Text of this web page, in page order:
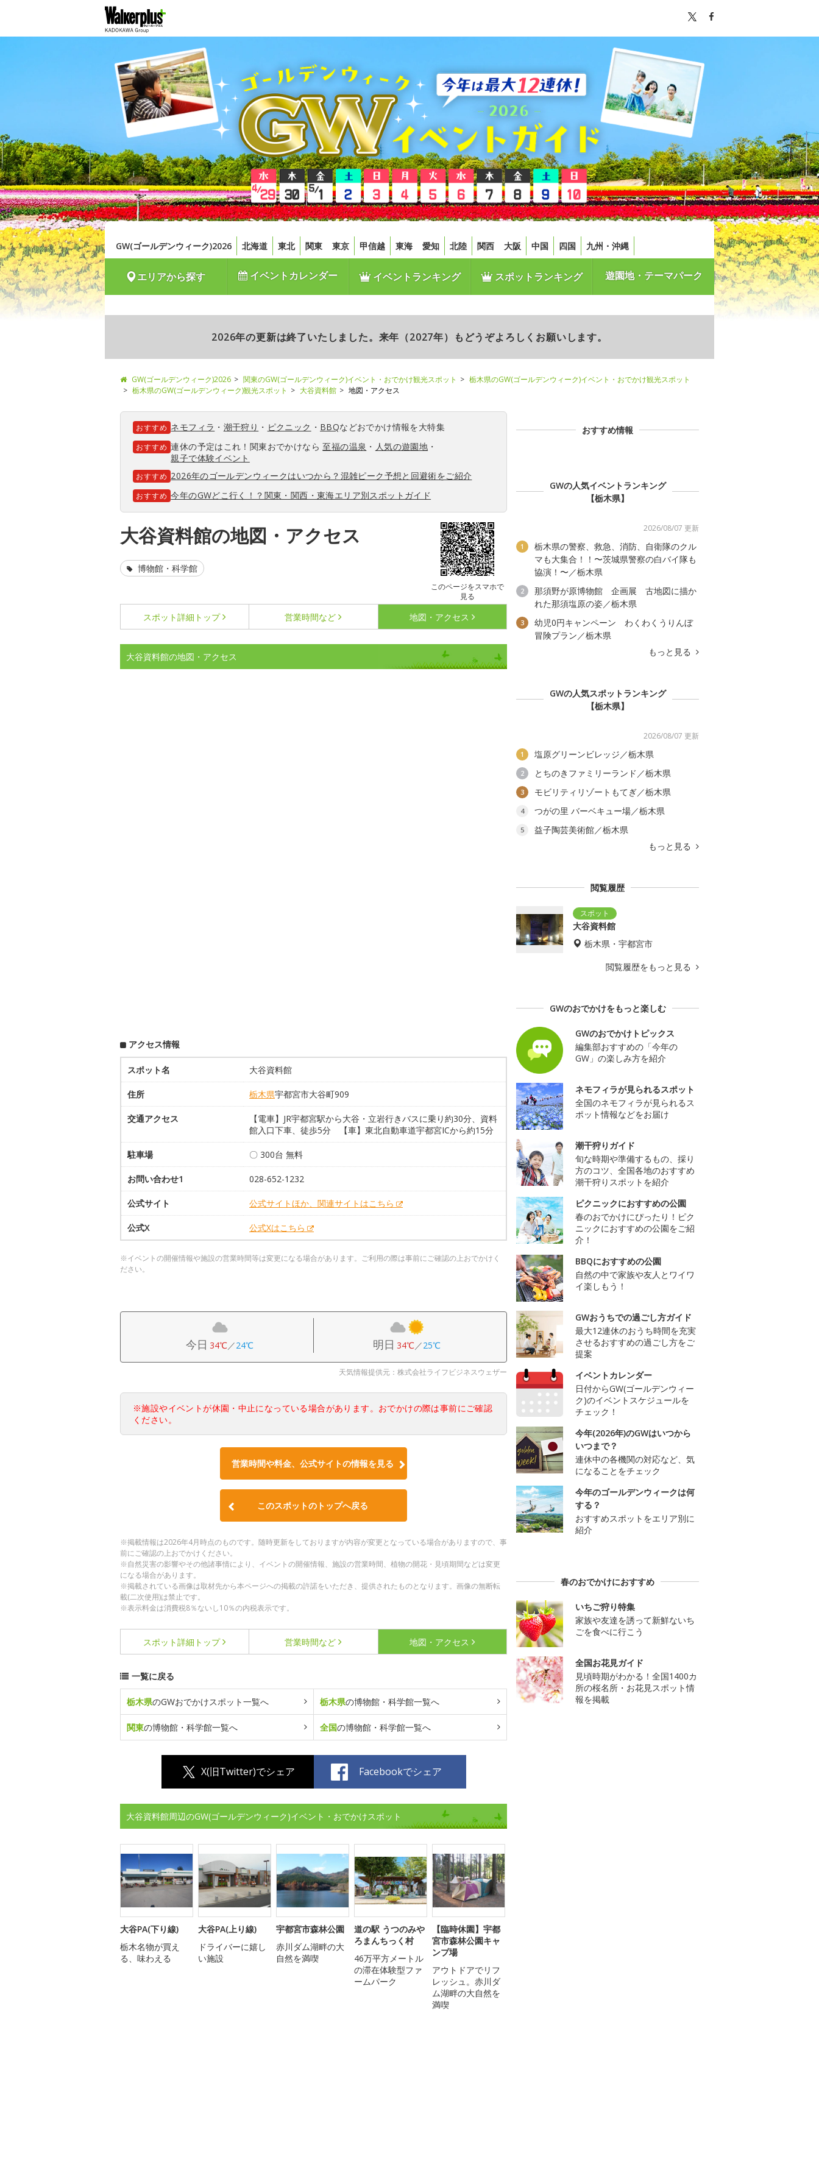
GW(ゴールデンウィーク)2026 北海道 東北 関東 東京 甲信越 東海 愛知 北陸 関西 大阪 中国 四国 九州・沖縄
エリアから探す イベントカレンダー イベントランキング スポットランキング 遊園地・テーマパーク
2026年の更新は終了いたしました。来年（2027年）もどうぞよろしくお願いします。
GW(ゴールデンウィーク)2026 関東のGW(ゴールデンウィーク)イベント・おでかけ観光スポット
栃木県のGW(ゴールデンウィーク)イベント・おでかけ観光スポット
栃木県のGW(ゴールデンウィーク)観光スポット
大谷資料館 地図・アクセス
おすすめ ネモフィラ ・ 潮干狩り ・ ピクニック ・ BBQなどおでかけ情報を大特集
おすすめ 連休の予定はこれ！関東おでかけなら至福の温泉 ・ 人気の遊園地 ・
親子で体験イベント
おすすめ 2026年のゴールデンウィークはいつから？混雑ピーク予想と回避術をご紹介
おすすめ 今年のGWどこ行く！？関東・関西・東海エリア別スポットガイド
大谷資料館の地図・アクセス
このページをスマホで
見る
博物館・科学館
スポット詳細 トップ 営業時間など 地図・アクセス
大谷資料館の地図・アクセス
アクセス情報
スポット名 大谷資料館
住所 栃木県宇都宮市大谷町909
交通アクセス
【電車】JR宇都宮駅から大谷・立岩行きバスに乗り約30分、資料
館入口下車、徒歩5分 【車】東北自動車道宇都宮ICから約15分
駐車場 〇 300台 無料
お問い合わせ1 028-652-1232
公式サイト 公式サイトほか、関連サイトはこちら
公式X 公式Xはこちら
※イベントの開催情報や施設の営業時間等は変更になる場合があります。ご利用の際は事前にご確認の上おでかけく
ださい。
今日 34℃／24℃ 明日 34℃／25℃
天気情報提供元：株式会社ライフビジネスウェザー
※施設やイベントが休園・中止になっている場合があります。おでかけの際は事前にご確認
ください。
営業時間や料金、公式サイトの情報を見る
このスポットのトップへ戻る
※掲載情報は2026年4月時点のものです。随時更新をしておりますが内容が変更となっている場合がありますので、事
前にご確認の上おでかけください。
※自然災害の影響やその他諸事情により、イベントの開催情報、施設の営業時間、植物の開花・見頃期間などは変更
になる場合があります。
※掲載されている画像は取材先から本ページへの掲載の許諾をいただき、提供されたものとなります。画像の無断転
載(二次使用)は禁止です。
※表示料金は消費税8％ないし10％の内税表示です。
スポット詳細 トップ 営業時間など 地図・アクセス
一覧に戻る
栃木県のGWおでかけスポット一覧へ 栃木県の博物館・科学館一覧へ
関東の博物館・科学館一覧へ 全国の博物館・科学館一覧へ
X(旧Twitter)でシェア Facebookでシェア
大谷資料館周辺のGW(ゴールデンウィーク)イベント・おでかけスポット
大谷PA(下り線)
栃木名物が買え
る、味わえる
大谷PA(上り線)
ドライバーに嬉し
い施設
宇都宮市森林公園
赤川ダム湖畔の大
自然を満喫
道の駅 うつのみや
ろまんちっく村
46万平方メートル
の滞在体験型ファ
ームパーク
【臨時休園】宇都
宮市森林公園キャ
ンプ場
アウトドアでリフ
レッシュ。赤川ダ
ム湖畔の大自然を
満喫
おすすめ情報
GWの人気イベントランキング
【栃木県】
2026/08/07 更新
1
栃木県の警察、救急、消防、自衛隊のクル
マも大集合！！〜茨城県警察の白バイ隊も
協演！〜／栃木県
2
那須野が原博物館 企画展 古地図に描か
れた那須塩原の姿／栃木県
3
幼児0円キャンペーン わくわくうりんぼ
冒険プラン／栃木県
もっと見る
GWの人気スポットランキング
【栃木県】
2026/08/07 更新
1 塩原グリーンビレッジ／栃木県
2 とちのきファミリーランド／栃木県
3 モビリティリゾートもてぎ／栃木県
4 つがの里 バーベキュー場／栃木県
5
益子陶芸美術館／栃木県
もっと見る
閲覧履歴
大谷資料館
栃木県・宇都宮市
閲覧履歴をもっと見る
GWのおでかけをもっと楽しむ
GWのおでかけトピックス
編集部おすすめの「今年の
GW」の楽しみ方を紹介
ネモフィラが見られるスポット
全国のネモフィラが見られるス
ポット情報などをお届け
潮干狩りガイド
旬な時期や準備するもの、採り
方のコツ、全国各地のおすすめ
潮干狩りスポットを紹介
ピクニックにおすすめの公園
春のおでかけにぴったり！ピク
ニックにおすすめの公園をご紹
介！
BBQにおすすめの公園
自然の中で家族や友人とワイワ
イ楽しもう！
GWおうちでの過ごし方ガイド
最大12連休のおうち時間を充実
させるおすすめの過ごし方をご
提案
イベントカレンダー
日付からGW(ゴールデンウィー
ク)のイベントスケジュールを
チェック！
今年(2026年)のGWはいつから
いつまで？
連休中の各機関の対応など、気
になることをチェック
今年のゴールデンウィークは何
する？
おすすめスポットをエリア別に
紹介
春のおでかけにおすすめ
いちご狩り特集
家族や友達を誘って新鮮ないち
ごを食べに行こう
全国お花見ガイド
見頃時期がわかる！全国1400カ
所の桜名所・お花見スポット情
報を掲載